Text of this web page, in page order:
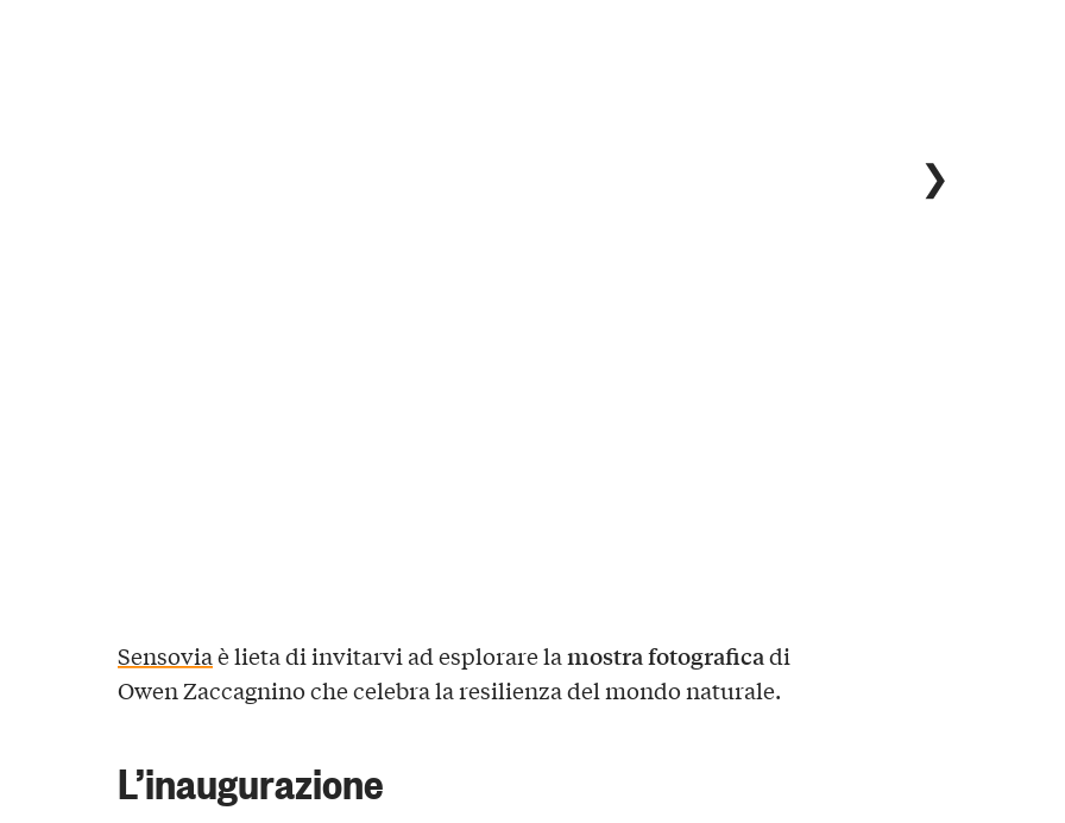
❯
Sensoviaè lieta di invitarvi ad esplorare lamostra fotograficadi
Owen Zaccagnino che celebra la resilienza del mondo naturale.
L’inaugurazione